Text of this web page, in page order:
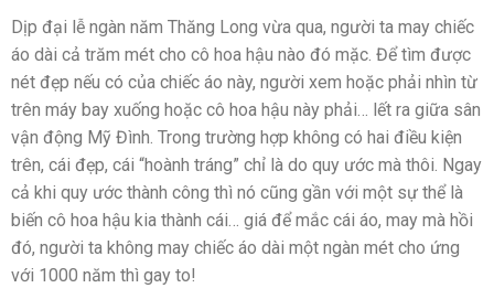
Dịp đại lễ ngàn năm Thăng Long vừa qua, người ta may chiếc
áo dài cả trăm mét cho cô hoa hậu nào đó mặc. Để tìm được
nét đẹp nếu có của chiếc áo này, người xem hoặc phải nhìn từ
trên máy bay xuống hoặc cô hoa hậu này phải… lết ra giữa sân
vận động Mỹ Đình. Trong trường hợp không có hai điều kiện
trên, cái đẹp, cái “hoành tráng” chỉ là do quy ước mà thôi. Ngay
cả khi quy ước thành công thì nó cũng gần với một sự thể là
biến cô hoa hậu kia thành cái… giá để mắc cái áo, may mà hồi
đó, người ta không may chiếc áo dài một ngàn mét cho ứng
với 1000 năm thì gay to!